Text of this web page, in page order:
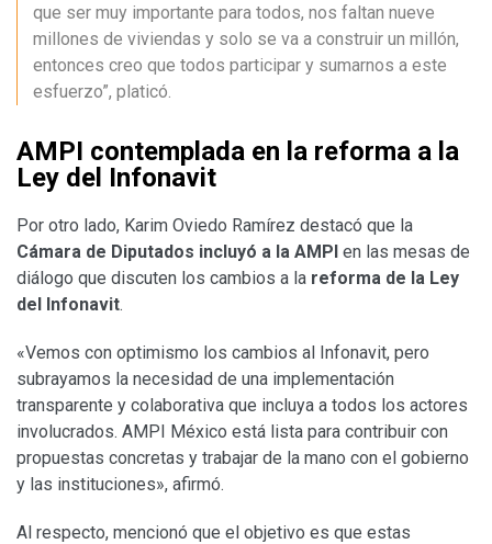
que ser muy importante para todos, nos faltan nueve
millones de viviendas y solo se va a construir un millón,
entonces creo que todos participar y sumarnos a este
esfuerzo”, platicó.
AMPI contemplada en la reforma a la
Ley del Infonavit
Por otro lado, Karim Oviedo Ramírez destacó que la
Cámara de Diputados incluyó a la AMPI en las mesas de
diálogo que discuten los cambios a la reforma de la Ley
del Infonavit.
«Vemos con optimismo los cambios al Infonavit, pero
subrayamos la necesidad de una implementación
transparente y colaborativa que incluya a todos los actores
involucrados. AMPI México está lista para contribuir con
propuestas concretas y trabajar de la mano con el gobierno
y las instituciones», afirmó.
Al respecto, mencionó que el objetivo es que estas